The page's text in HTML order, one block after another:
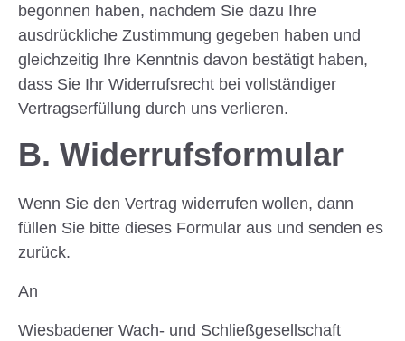
begonnen haben, nachdem Sie dazu Ihre
ausdrückliche Zustimmung gegeben haben und
gleichzeitig Ihre Kenntnis davon bestätigt haben,
dass Sie Ihr Widerrufsrecht bei vollständiger
Vertragserfüllung durch uns verlieren.
B. Widerrufsformular
Wenn Sie den Vertrag widerrufen wollen, dann
füllen Sie bitte dieses Formular aus und senden es
zurück.
An
Wiesbadener Wach- und Schließgesellschaft